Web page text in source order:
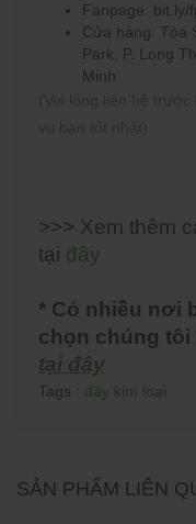
Fanpage: bit.ly/
Cửa hàng: Tòa
Park, P. Long
Minh
>>> Xem thêm
tại đây
* Có nhiều nơi
chọn chúng tôi
tại đây
Tags : dây kim loại
SẢN PHẨM LIÊN